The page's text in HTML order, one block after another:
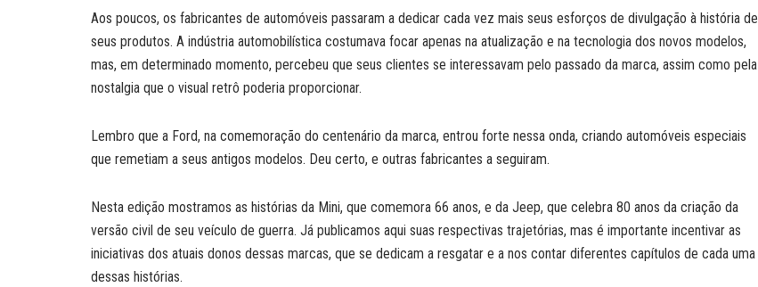
Aos poucos, os fabricantes de automóveis passaram a dedicar cada vez mais seus esforços de divulgação à história de
seus produtos. A indústria automobilística costumava focar apenas na atualização e na tecnologia dos novos modelos,
mas, em determinado momento, percebeu que seus clientes se interessavam pelo passado da marca, assim como pela
nostalgia que o visual retrô poderia proporcionar.
Lembro que a Ford, na comemoração do centenário da marca, entrou forte nessa onda, criando automóveis especiais
que remetiam a seus antigos modelos. Deu certo, e outras fabricantes a seguiram.
Nesta edição mostramos as histórias da Mini, que comemora 66 anos, e da Jeep, que celebra 80 anos da criação da
versão civil de seu veículo de guerra. Já publicamos aqui suas respectivas trajetórias, mas é importante incentivar as
iniciativas dos atuais donos dessas marcas, que se dedicam a resgatar e a nos contar diferentes capítulos de cada uma
dessas histórias.